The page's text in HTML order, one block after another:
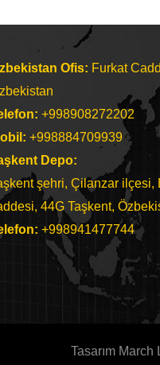
Ofis: Furkat
+998908272202
+998884709939
Depo:
şehri, Çilanzar ilçesi,
44G Taşkent,
: +998941477744
Tasarım